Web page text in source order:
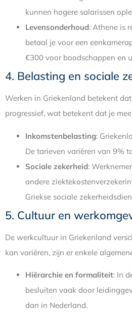
kunnen hogere salarissen
Levensonderhoud: Athene is
betaal je voor een
€300 voor boodschappen en
4. Belasting en sociale
Werken in Griekenland betekent
progressief, wat betekent dat je
Inkomstenbelasting:
De tarieven variëren van 9%
Sociale zekerheid:
andere
Griekse sociale
5. Cultuur en
De werkcultuur in Griekenland
kan variëren, zijn er enkele
Hiërarchie en formaliteit: In
besluiten vaak door
dan in Nederland.